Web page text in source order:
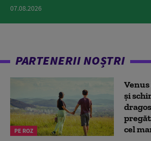
07.08.2026
PARTENERII NOȘTRI
PE ROZ
și
cel